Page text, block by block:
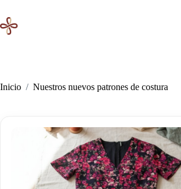
contenido
Inicio / Nuestros nuevos patrones de costura